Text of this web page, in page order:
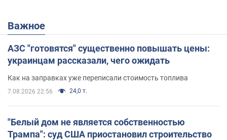
Важное
АЗС "готовятся" существенно повышать цены:
украинцам рассказали, чего ожидать
Как на заправках уже переписали стоимость топлива
7.08.2026 22:56 24,0 т.
"Белый дом не является собственностью
Трампа": суд США приостановил строительство